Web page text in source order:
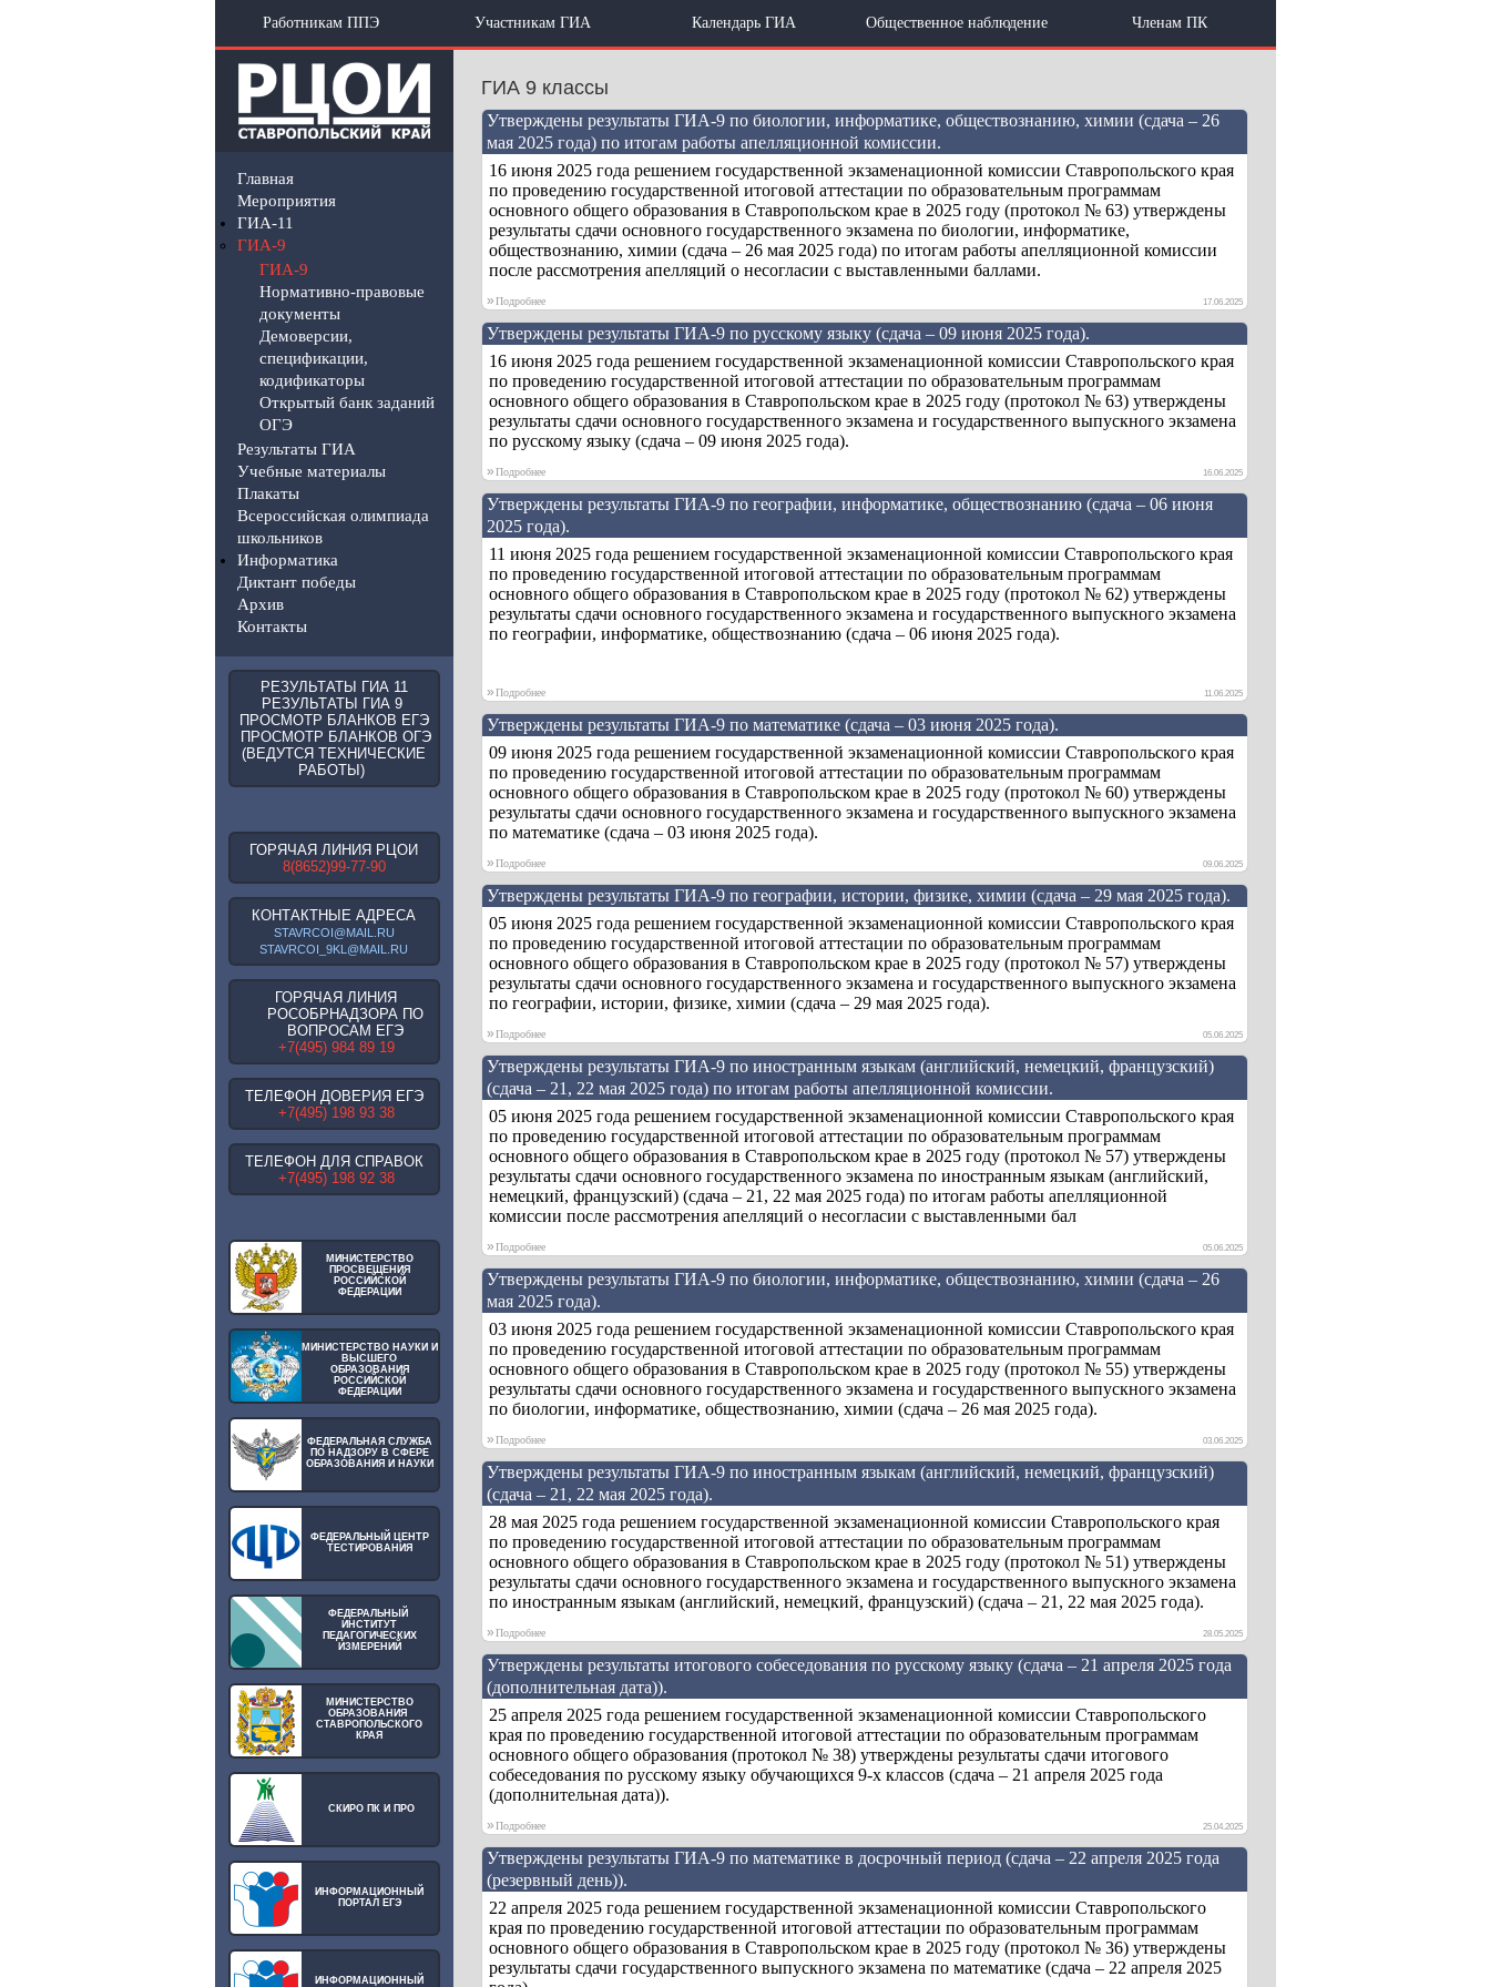
Работникам ППЭ Участникам ГИА Календарь ГИА Общественное наблюдение Членам ПК
Главная
Мероприятия
ГИА-11
ГИА-9
ГИА-9
Нормативно-правовые
документы
Демоверсии,
спецификации,
кодификаторы
Открытый банк заданий
ОГЭ
Результаты ГИА
Учебные материалы
Плакаты
Всероссийская олимпиада
школьников
Информатика
Диктант победы
Архив
Контакты
РЕЗУЛЬТАТЫ ГИА 11
РЕЗУЛЬТАТЫ ГИА 9
ПРОСМОТР БЛАНКОВ ЕГЭ
ПРОСМОТР БЛАНКОВ ОГЭ
(ВЕДУТСЯ ТЕХНИЧЕСКИЕ
РАБОТЫ)
ГОРЯЧАЯ ЛИНИЯ РЦОИ
8(8652)99-77-90
КОНТАКТНЫЕ АДРЕСА
STAVRCOI@MAIL.RU
STAVRCOI_9KL@MAIL.RU
ГОРЯЧАЯ ЛИНИЯ
РОСОБРНАДЗОРА ПО
ВОПРОСАМ ЕГЭ
+7(495) 984 89 19
ТЕЛЕФОН ДОВЕРИЯ ЕГЭ
+7(495) 198 93 38
ТЕЛЕФОН ДЛЯ СПРАВОК
+7(495) 198 92 38
МИНИСТЕРСТВО
ПРОСВЕЩЕНИЯ
РОССИЙСКОЙ
ФЕДЕРАЦИИ
МИНИСТЕРСТВО НАУКИ И
ВЫСШЕГО
ОБРАЗОВАНИЯ
РОССИЙСКОЙ
ФЕДЕРАЦИИ
ФЕДЕРАЛЬНАЯ СЛУЖБА
ПО НАДЗОРУ В СФЕРЕ
ОБРАЗОВАНИЯ И НАУКИ
ФЕДЕРАЛЬНЫЙ ЦЕНТР
ТЕСТИРОВАНИЯ
ФЕДЕРАЛЬНЫЙ
ИНСТИТУТ
ПЕДАГОГИЧЕСКИХ
ИЗМЕРЕНИЙ
МИНИСТЕРСТВО
ОБРАЗОВАНИЯ
СТАВРОПОЛЬСКОГО
КРАЯ
СКИРО ПК И ПРО
ИНФОРМАЦИОННЫЙ
ПОРТАЛ ЕГЭ
ИНФОРМАЦИОННЫЙ
ГИА 9 классы
Утверждены результаты ГИА-9 по биологии, информатике, обществознанию, химии (сдача – 26
мая 2025 года) по итогам работы апелляционной комиссии.
16 июня 2025 года решением государственной экзаменационной комиссии Ставропольского края
по проведению государственной итоговой аттестации по образовательным программам
основного общего образования в Ставропольском крае в 2025 году (протокол № 63) утверждены
результаты сдачи основного государственного экзамена по биологии, информатике,
обществознанию, химии (сдача – 26 мая 2025 года) по итогам работы апелляционной комиссии
после рассмотрения апелляций о несогласии с выставленными баллами.
»Подробнее 17.06.2025
Утверждены результаты ГИА-9 по русскому языку (сдача – 09 июня 2025 года).
16 июня 2025 года решением государственной экзаменационной комиссии Ставропольского края
по проведению государственной итоговой аттестации по образовательным программам
основного общего образования в Ставропольском крае в 2025 году (протокол № 63) утверждены
результаты сдачи основного государственного экзамена и государственного выпускного экзамена
по русскому языку (сдача – 09 июня 2025 года).
»Подробнее 16.06.2025
Утверждены результаты ГИА-9 по географии, информатике, обществознанию (сдача – 06 июня
2025 года).
11 июня 2025 года решением государственной экзаменационной комиссии Ставропольского края
по проведению государственной итоговой аттестации по образовательным программам
основного общего образования в Ставропольском крае в 2025 году (протокол № 62) утверждены
результаты сдачи основного государственного экзамена и государственного выпускного экзамена
по географии, информатике, обществознанию (сдача – 06 июня 2025 года).
»Подробнее 11.06.2025
Утверждены результаты ГИА-9 по математике (сдача – 03 июня 2025 года).
09 июня 2025 года решением государственной экзаменационной комиссии Ставропольского края
по проведению государственной итоговой аттестации по образовательным программам
основного общего образования в Ставропольском крае в 2025 году (протокол № 60) утверждены
результаты сдачи основного государственного экзамена и государственного выпускного экзамена
по математике (сдача – 03 июня 2025 года).
»Подробнее 09.06.2025
Утверждены результаты ГИА-9 по географии, истории, физике, химии (сдача – 29 мая 2025 года).
05 июня 2025 года решением государственной экзаменационной комиссии Ставропольского края
по проведению государственной итоговой аттестации по образовательным программам
основного общего образования в Ставропольском крае в 2025 году (протокол № 57) утверждены
результаты сдачи основного государственного экзамена и государственного выпускного экзамена
по географии, истории, физике, химии (сдача – 29 мая 2025 года).
»Подробнее 05.06.2025
Утверждены результаты ГИА-9 по иностранным языкам (английский, немецкий, французский)
(сдача – 21, 22 мая 2025 года) по итогам работы апелляционной комиссии.
05 июня 2025 года решением государственной экзаменационной комиссии Ставропольского края
по проведению государственной итоговой аттестации по образовательным программам
основного общего образования в Ставропольском крае в 2025 году (протокол № 57) утверждены
результаты сдачи основного государственного экзамена по иностранным языкам (английский,
немецкий, французский) (сдача – 21, 22 мая 2025 года) по итогам работы апелляционной
комиссии после рассмотрения апелляций о несогласии с выставленными бал
»Подробнее 05.06.2025
Утверждены результаты ГИА-9 по биологии, информатике, обществознанию, химии (сдача – 26
мая 2025 года).
03 июня 2025 года решением государственной экзаменационной комиссии Ставропольского края
по проведению государственной итоговой аттестации по образовательным программам
основного общего образования в Ставропольском крае в 2025 году (протокол № 55) утверждены
результаты сдачи основного государственного экзамена и государственного выпускного экзамена
по биологии, информатике, обществознанию, химии (сдача – 26 мая 2025 года).
»Подробнее 03.06.2025
Утверждены результаты ГИА-9 по иностранным языкам (английский, немецкий, французский)
(сдача – 21, 22 мая 2025 года).
28 мая 2025 года решением государственной экзаменационной комиссии Ставропольского края
по проведению государственной итоговой аттестации по образовательным программам
основного общего образования в Ставропольском крае в 2025 году (протокол № 51) утверждены
результаты сдачи основного государственного экзамена и государственного выпускного экзамена
по иностранным языкам (английский, немецкий, французский) (сдача – 21, 22 мая 2025 года).
»Подробнее 28.05.2025
Утверждены результаты итогового собеседования по русскому языку (сдача – 21 апреля 2025 года
(дополнительная дата)).
25 апреля 2025 года решением государственной экзаменационной комиссии Ставропольского
края по проведению государственной итоговой аттестации по образовательным программам
основного общего образования (протокол № 38) утверждены результаты сдачи итогового
собеседования по русскому языку обучающихся 9-х классов (сдача – 21 апреля 2025 года
(дополнительная дата)).
»Подробнее 25.04.2025
Утверждены результаты ГИА-9 по математике в досрочный период (сдача – 22 апреля 2025 года
(резервный день)).
22 апреля 2025 года решением государственной экзаменационной комиссии Ставропольского
края по проведению государственной итоговой аттестации по образовательным программам
основного общего образования в Ставропольском крае в 2025 году (протокол № 36) утверждены
результаты сдачи государственного выпускного экзамена по математике (сдача – 22 апреля 2025